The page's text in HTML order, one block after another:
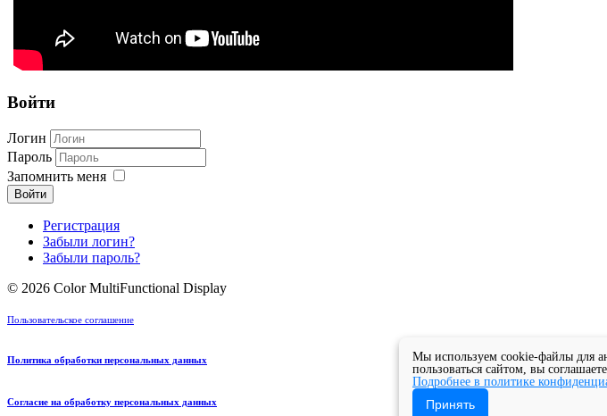
Войти
Логин
Пароль
Запомнить меня
Войти
Регистрация
Забыли логин?
Забыли пароль?
© 2026 Color MultiFunctional Display
Пользовательское соглашение
Политика обработки персональных данных
Согласие на обработку персональных данных
Мы используем cookie-файлы для
пользоваться сайтом, вы
Подробнее в политике
Принять